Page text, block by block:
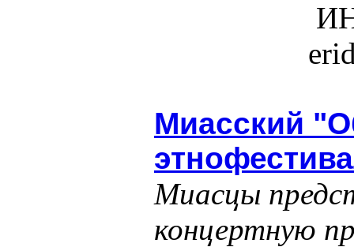
Миасский
Миасцы
концертную